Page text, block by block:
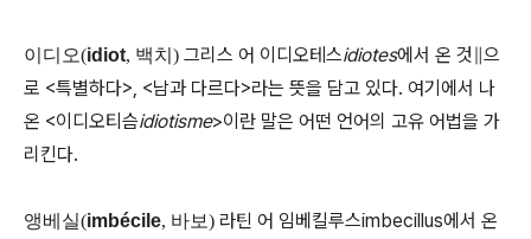
이디오(idiot, 백치) 그리스 어 이디오테스idiotes에서 온 것∥으
로 <특별하다>, <남과 다르다>라는 뜻을 담고 있다. 여기에서 나
온 <이디오티슴idiotisme>이란 말은 어떤 언어의 고유 어법을 가
리킨다.
앵베실(imbécile, 바보) 라틴 어 임베킬루스imbecillus에서 온